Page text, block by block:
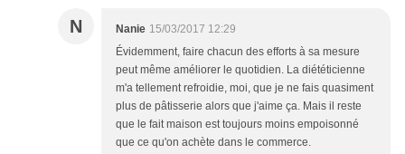
N Nanie 15/03/2017 12:29
Évidemment, faire chacun des efforts à sa mesure
peut même améliorer le quotidien. La diététicienne
m'a tellement refroidie, moi, que je ne fais quasiment
plus de pâtisserie alors que j'aime ça. Mais il reste
que le fait maison est toujours moins empoisonné
que ce qu'on achète dans le commerce.